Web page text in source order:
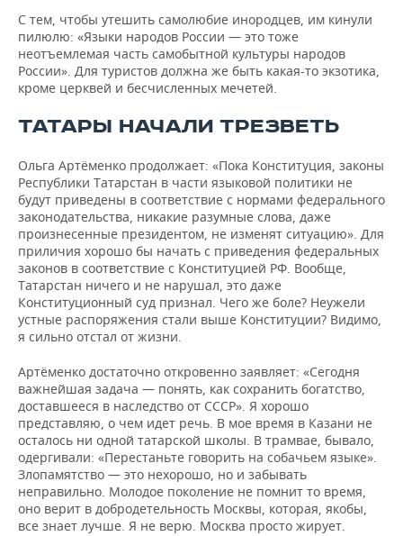
С тем, чтобы утешить самолюбие инородцев, им кинули
пилюлю: «Языки народов России — это тоже
неотъемлемая часть самобытной культуры народов
России». Для туристов должна же быть какая-то экзотика,
кроме церквей и бесчисленных мечетей.
ТАТАРЫ НАЧАЛИ ТРЕЗВЕТЬ
Ольга Артёменко продолжает: «Пока Конституция, законы
Республики Татарстан в части языковой политики не
будут приведены в соответствие с нормами федерального
законодательства, никакие разумные слова, даже
произнесенные президентом, не изменят ситуацию». Для
приличия хорошо бы начать с приведения федеральных
законов в соответствие с Конституцией РФ. Вообще,
Татарстан ничего и не нарушал, это даже
Конституционный суд признал. Чего же боле? Неужели
устные распоряжения стали выше Конституции? Видимо,
я сильно отстал от жизни.
Артёменко достаточно откровенно заявляет: «Сегодня
важнейшая задача — понять, как сохранить богатство,
доставшееся в наследство от СССР». Я хорошо
представляю, о чем идет речь. В мое время в Казани не
осталось ни одной татарской школы. В трамвае, бывало,
одергивали: «Перестаньте говорить на собачьем языке».
Злопамятство — это нехорошо, но и забывать
неправильно. Молодое поколение не помнит то время,
оно верит в добродетельность Москвы, которая, якобы,
все знает лучше. Я не верю. Москва просто жирует.